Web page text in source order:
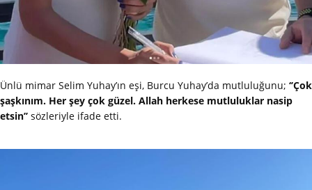
Ünlü mimar Selim Yuhay’ın eşi, Burcu Yuhay’da mutluluğunu; ‘’Çok
şaşkınım. Her şey çok güzel. Allah herkese mutluluklar nasip
etsin’’ sözleriyle ifade etti.